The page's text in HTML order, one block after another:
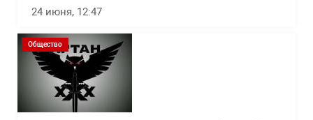
24 июня, 12:47
Общество